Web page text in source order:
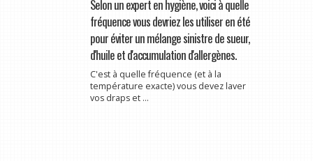
Selon un expert en hygiène, voici à quelle
fréquence vous devriez les utiliser en été
pour éviter un mélange sinistre de sueur,
d'huile et d'accumulation d'allergènes.
C'est à quelle fréquence (et à la
température exacte) vous devez laver
vos draps et ...